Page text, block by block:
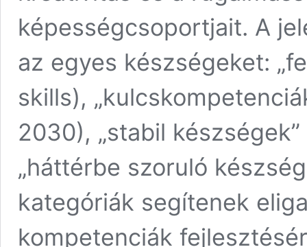
képességcsoportjait. A
az egyes készségeket:
skills),
2030), „stabil
„háttérbe szoruló
kategóriák segítenek
kompetenciák